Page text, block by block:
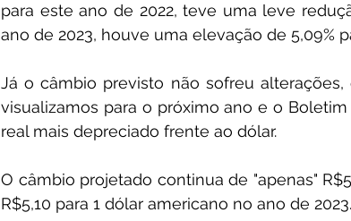
para este ano de 2022, teve uma leve
ano de 2023, houve uma elevação de 5,09%
Já o câmbio previsto não sofreu
visualizamos para o próximo ano e o
real mais depreciado frente ao dólar.
O câmbio projetado continua de "apenas"
R$5,10 para 1 dólar americano no ano de